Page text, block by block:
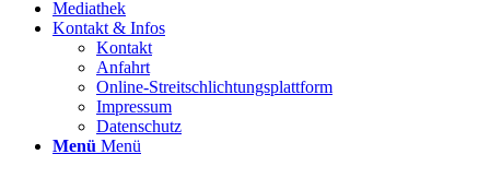
Mediathek
Kontakt & Infos
Kontakt
Anfahrt
Online-Streitschlichtungsplattform
Impressum
Datenschutz
Menü Menü